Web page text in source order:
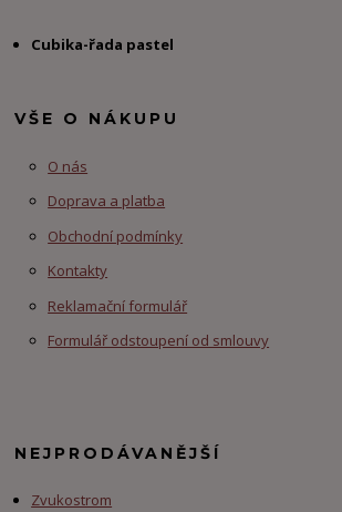
Cubika-řada pastel
VŠE O NÁKUPU
O nás
Doprava a platba
Obchodní podmínky
Kontakty
Reklamační formulář
Formulář odstoupení od smlouvy
NEJPRODÁVANĚJŠÍ
Zvukostrom